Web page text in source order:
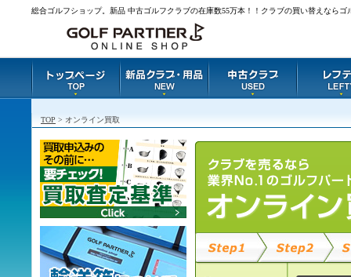
総合ゴルフショップ。新品 中古ゴルフクラブの在庫数55万本！！クラブの買い替えなら
TOP > オンライン買取